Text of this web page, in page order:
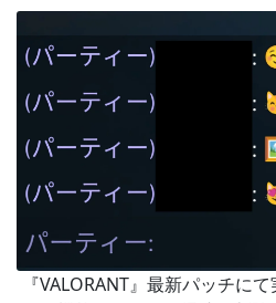
『VALORANT』最新パッチに